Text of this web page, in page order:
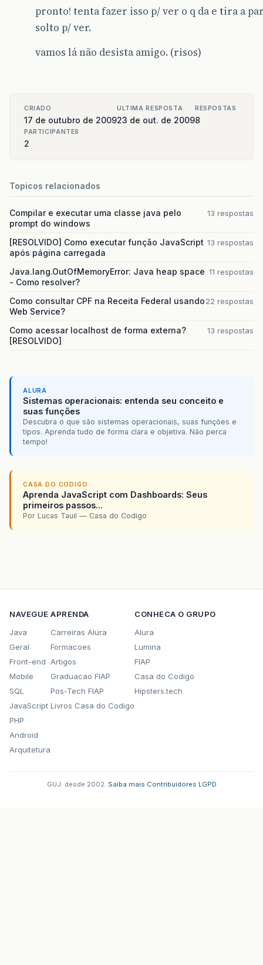
pronto! tenta fazer isso p/ ver o q da e tira a
solto p/ ver.
vamos lá não desista amigo. (risos)
CRIADO
17 de outubro de 2009
ULTIMA RESPOSTA
23 de out. de 2009
RESPOSTAS
8
PARTICIPANTES
2
Topicos relacionados
Compilar e executar uma classe java pelo
prompt do windows
13 respostas
[RESOLVIDO] Como executar função JavaScript
após página carregada
13 respostas
Java.lang.OutOfMemoryError: Java heap space
- Como resolver?
11 respostas
Como consultar CPF na Receita Federal usando
Web Service?
22 respostas
Como acessar localhost de forma externa?
[RESOLVIDO]
13 respostas
ALURA
Sistemas operacionais: entenda seu conceito e
suas funções
Descubra o que são sistemas operacionais, suas funções e
tipos. Aprenda tudo de forma clara e objetiva. Não perca
tempo!
CASA DO CODIGO
Aprenda JavaScript com Dashboards: Seus
primeiros passos...
Por Lucas Tauil — Casa do Codigo
NAVEGUE
Java
Geral
Front-end
Mobile
SQL
JavaScript
PHP
Android
Arquitetura
APRENDA
Carreiras Alura
Formacoes
Artigos
Graduacao FIAP
Pos-Tech FIAP
Livros Casa do Codigo
CONHECA O GRUPO
Alura
Lumina
FIAP
Casa do Codigo
Hipsters.tech
GUJ: desde 2002. Saiba mais Contribuidores LGPD